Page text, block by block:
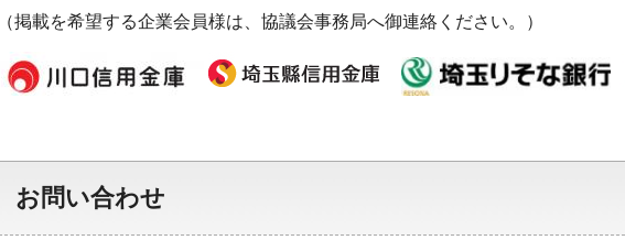
（掲載を希望する企業会員様は、協議会事務局へ御連絡ください。）
お問い合わせ